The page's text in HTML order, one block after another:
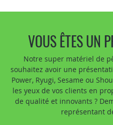
VOUS ÊTES UN
Notre super matériel de
souhaitez avoir une
Power, Ryugi, Sesame ou
les yeux de vos clients en
de qualité et innovants ?
représentant